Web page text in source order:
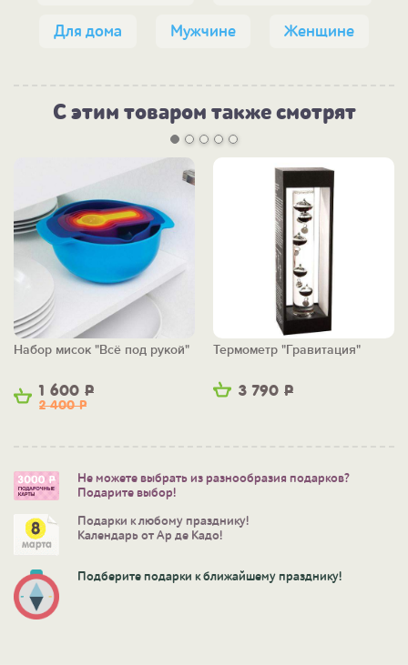
Для дома Мужчине Женщине
С этим товаром также смотрят
1 600 Р
2 400Р
Набор мисок "Всё под рукой"
3 790 Р
Термометр "Гравитация"
Не можете выбрать из разнообразия подарков?
Подарите выбор!
Подарки к любому празднику!
Календарь от Ар де Кадо!
Подберите подарки к ближайшему празднику!